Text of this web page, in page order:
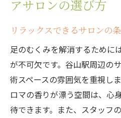
アサロンの選び方
リラックスできるサロンの
足のむくみを解消するために
が不可欠です。谷山駅周辺の
術スペースの雰囲気を重視し
ロマの香りが漂う空間は、心
待できます。また、スタッフ